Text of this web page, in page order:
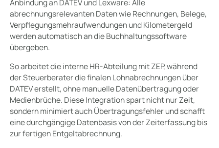
Anbindung an DATEV und Lexware: Alle
abrechnungsrelevanten Daten wie Rechnungen, Belege,
Verpflegungsmehraufwendungen und Kilometergeld
werden automatisch an die Buchhaltungssoftware
übergeben.
So arbeitet die interne HR-Abteilung mit ZEP, während
der Steuerberater die finalen Lohnabrechnungen über
DATEV erstellt, ohne manuelle Datenübertragung oder
Medienbrüche. Diese Integration spart nicht nur Zeit,
sondern minimiert auch Übertragungsfehler und schafft
eine durchgängige Datenbasis von der Zeiterfassung bis
zur fertigen Entgeltabrechnung.